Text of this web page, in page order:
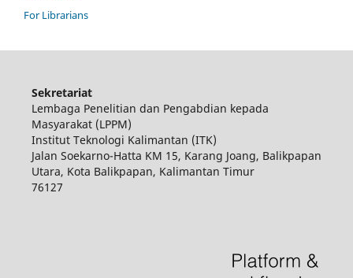
For Librarians
Sekretariat
Lembaga Penelitian dan Pengabdian kepada
Masyarakat (LPPM)
Institut Teknologi Kalimantan (ITK)
Jalan Soekarno-Hatta KM 15, Karang Joang, Balikpapan
Utara, Kota Balikpapan, Kalimantan Timur
76127